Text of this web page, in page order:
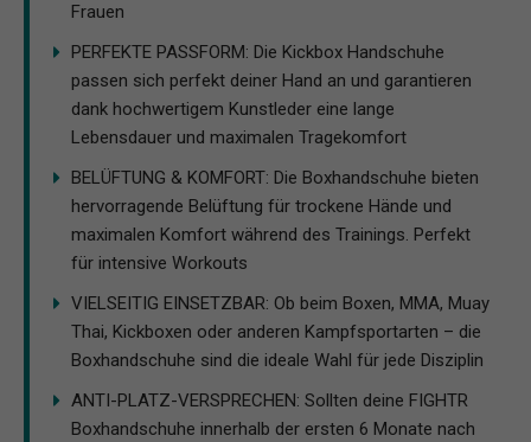
Frauen
PERFEKTE PASSFORM: Die Kickbox Handschuhe
passen sich perfekt deiner Hand an und garantieren
dank hochwertigem Kunstleder eine lange
Lebensdauer und maximalen Tragekomfort
BELÜFTUNG & KOMFORT: Die Boxhandschuhe bieten
hervorragende Belüftung für trockene Hände und
maximalen Komfort während des Trainings. Perfekt
für intensive Workouts
VIELSEITIG EINSETZBAR: Ob beim Boxen, MMA, Muay
Thai, Kickboxen oder anderen Kampfsportarten – die
Boxhandschuhe sind die ideale Wahl für jede Disziplin
ANTI-PLATZ-VERSPRECHEN: Sollten deine FIGHTR
Boxhandschuhe innerhalb der ersten 6 Monate nach